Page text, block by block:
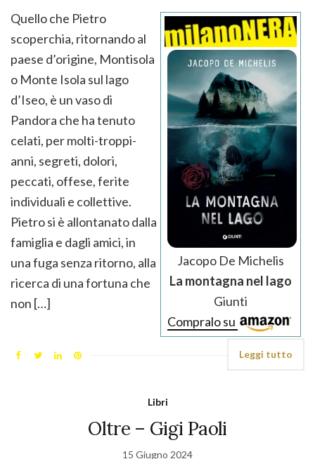
Jacopo De Michelis
La montagna nel lago
Giunti
Compralo su
Quello che Pietro
scoperchia, ritornando al
paese d’origine, Montisola
o Monte Isola sul lago
d’Iseo, è un vaso di
Pandora che ha tenuto
celati, per molti-troppi-
anni, segreti, dolori,
peccati, offese, ferite
individuali e collettive.
Pietro si è allontanato dalla
famiglia e dagli amici, in
una fuga senza ritorno, alla
ricerca di una fortuna che
non […]
Leggi tutto
Libri
Oltre – Gigi Paoli
15 Giugno 2024